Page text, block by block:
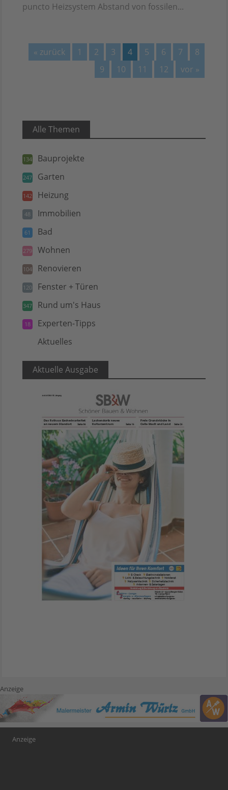
puncto Heizsystem Abstand von fossilen...
« zurück 1 2 3 4 5 6 7
8
9
10 11 12 vor »
Alle Themen
134 Bauprojekte
247 Garten
142 Heizung
48 Immobilien
61 Bad
279 Wohnen
104 Renovieren
120 Fenster + Türen
347 Rund um's Haus
18 Experten-Tipps
Aktuelles
Aktuelle Ausgabe
Anzeige
Anzeige